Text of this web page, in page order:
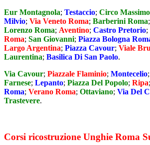
Eur Montagnola; Testaccio; Circo Massimo
Milvio; Via Veneto Roma; Barberini Roma;
Lorenzo Roma; Aventino; Castro Pretorio;
Roma; San Giovanni; Piazza Bologna
Largo Argentina; Piazza Cavour; Viale
Laurentina; Basilica Di San Paolo.
Via Cavour; Piazzale Flaminio; Montecelio;
Farnese; Lepanto; Piazza Del Popolo; Ripa;
Roma; Verano Roma; Ottaviano; Via Del
Trastevere.
Corsi ricostruzione Unghie Roma